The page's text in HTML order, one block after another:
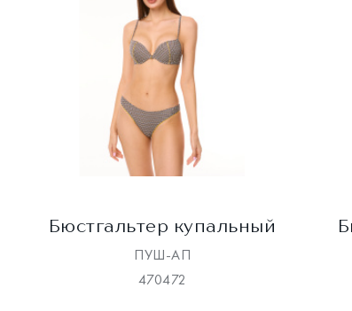
Бюстгальтер купальный
ПУШ-АП
470472